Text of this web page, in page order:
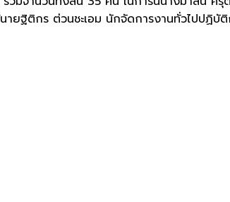
ยฐิติกร ต่วนชะเอม นักจัดการงานทั่วไปปฏิบั